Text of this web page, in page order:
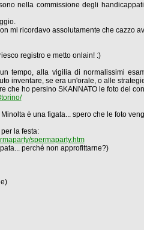
nella commissione degli
mi ricordavo assolutamente che cazzo
registro e metto onlain! :)
tempo, alla vigilia di normalissimi
inventare, se era un'orale, o alle
che ho persino SKANNATO le foto del
è una figata... spero che le foto
la festa:
spermaparty.htm
perché non approfittarne?)